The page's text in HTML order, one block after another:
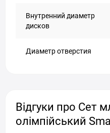
Внутренний диаметр
дисков
Диаметр отверстия
Відгуки про Сет
олімпійський